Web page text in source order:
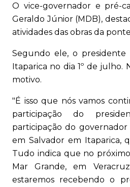
O vice-governador e pré-
Geraldo Júnior (MDB),
atividades das obras da
Segundo ele, o presidente
Itaparica no dia 1º de julho.
motivo.
"É isso que nós vamos
participação do
participação do governador
em Salvador em Itaparica,
Tudo indica que no
Mar Grande, em
estaremos recebendo o